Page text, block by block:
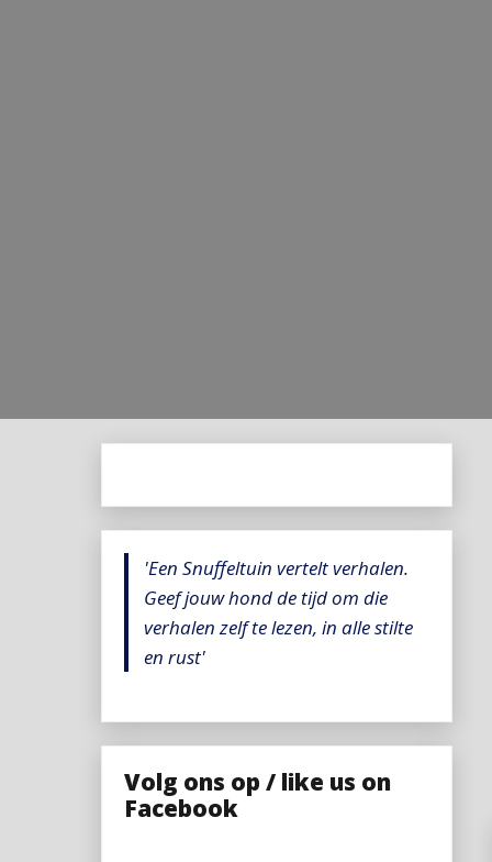
'Een Snuffeltuin vertelt verhalen.
Geef jouw hond de tijd om die
verhalen zelf te lezen, in alle stilte
en rust'
Volg ons op / like us on
Facebook